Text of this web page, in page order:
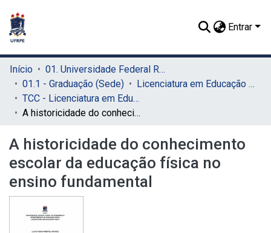
Entrar
Início
01. Universidade Federal Rural de Pernambuco - UFRPE (Sede)
01.1 - Graduação (Sede)
Licenciatura em Educação Física (Sede)
TCC - Licenciatura em Educação Física (Sede)
A historicidade do conhecimento escolar da educação física no ensino fundamental
A historicidade do conhecimento
escolar da educação física no
ensino fundamental